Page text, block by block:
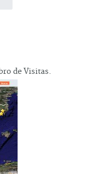
de Visitas.